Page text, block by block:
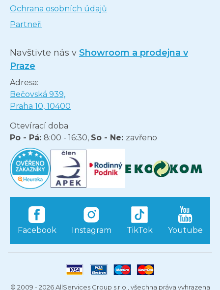
Ochrana osobních údajů
Partneři
Navštivte nás v Showroom a prodejna v
Praze
Adresa:
Bečovská 939,
Praha 10, 10400
Otevírací doba
Po - Pá: 8:00 - 16:30, So - Ne: zavřeno
Facebook Instagram TikTok Youtube
© 2009 - 2026 AllServices Group s.r.o., všechna práva vyhrazena